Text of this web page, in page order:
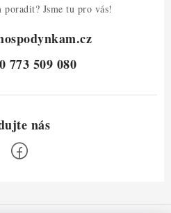
poradit? Jsme tu pro vás!
773 509 080